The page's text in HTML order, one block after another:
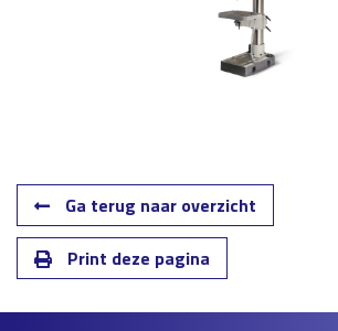
Ga terug naar overzicht
Print deze pagina